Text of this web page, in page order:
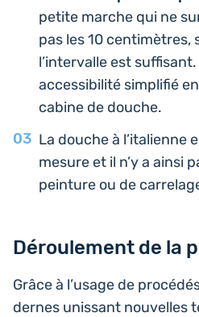
petite marche qui ne
pas les 10
l’in­ter­valle est
acces­si­bi­li­té sim­pli­fié
cabine de douche.
La douche à l’i­ta­lienne
mesure et il n’y a ainsi
pein­ture ou de
Déroulement de la
Grâce à l’usage de
dernes unis­sant nou­velles